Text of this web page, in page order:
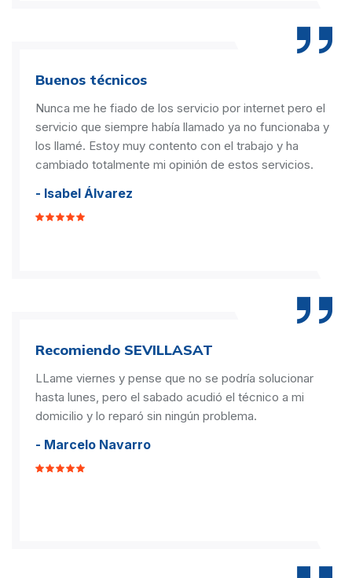
Buenos técnicos
Nunca me he fiado de los servicio por internet pero el
servicio que siempre había llamado ya no funcionaba y
los llamé. Estoy muy contento con el trabajo y ha
cambiado totalmente mi opinión de estos servicios.
- Isabel Álvarez
Recomiendo SEVILLASAT
LLame viernes y pense que no se podría solucionar
hasta lunes, pero el sabado acudió el técnico a mi
domicilio y lo reparó sin ningún problema.
- Marcelo Navarro